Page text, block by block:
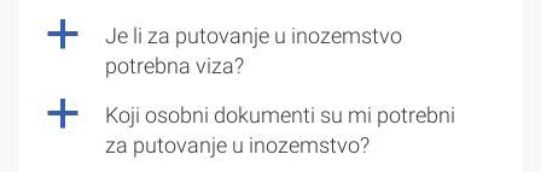
a
Je li za putovanje u inozemstvo
potrebna viza?
a
Koji osobni dokumenti su mi potrebni
za putovanje u inozemstvo?